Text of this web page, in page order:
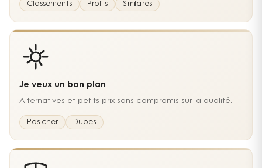
Classements Profils Similaires
Je veux un bon plan
Alternatives et petits prix sans compromis sur la qualité.
Pas cher Dupes